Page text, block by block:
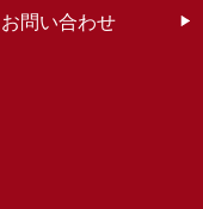
お問い合わせ